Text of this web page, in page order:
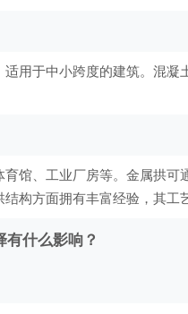
用于中小跨度的建筑。混
馆、工业厂房等。金属拱
构方面拥有丰富经验，其工
有什么影响？